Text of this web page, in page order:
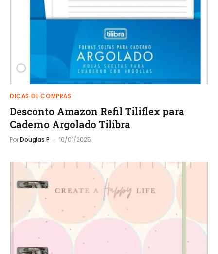
DICAS DE COMPRAS
Desconto Amazon Refil Tiliflex para
Caderno Argolado Tilibra
PorDouglas P 10/01/2025